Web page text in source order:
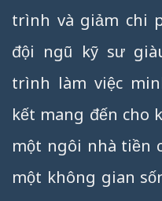
trình và giảm chi
đội ngũ kỹ sư
trình làm việc
kết mang đến cho
một ngôi nhà tiền
một không gian